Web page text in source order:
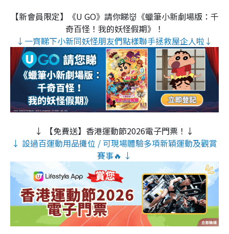
【新會員限定】《U GO》請你睇👹《蠟筆小新劇場版：千
奇百怪！我的妖怪假期》！
↓一齊睇下小新同妖怪朋友們點樣聯手拯救屋企人啦↓
↓ 【免費送】香港運動節2026電子門票！↓
↓ 設過百運動用品攤位 / 可現場體驗多項新穎運動及觀賞
賽事🔥 ↓